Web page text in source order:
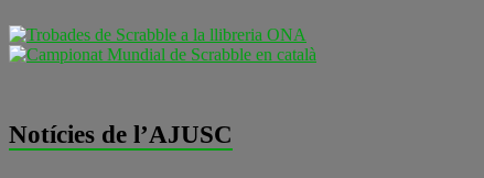
Notícies de l’AJUSC